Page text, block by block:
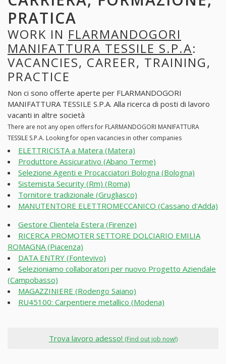
PRATICA
WORK IN FLARMANDOGORI
MANIFATTURA TESSILE S.P.A:
VACANCIES, CAREER, TRAINING,
PRACTICE
Non ci sono offerte aperte per FLARMANDOGORI
MANIFATTURA TESSILE S.P.A. Alla ricerca di posti di lavoro
vacanti in altre società
There are not any open offers for FLARMANDOGORI MANIFATTURA
TESSILE S.P.A. Looking for open vacancies in other companies
ELETTRICISTA a Matera (Matera)
Produttore Assicurativo (Abano Terme)
Selezione Agenti e Procacciatori Bologna (Bologna)
Sistemista Security (Rm) (Roma)
Tornitore tradizionale (Grugliasco)
MANUTENTORE ELETTROMECCANICO (Cassano d'Adda)
Gestore Clientela Estera (Firenze)
RICERCA PROMOTER SETTORE DOLCIARIO EMILIA
ROMAGNA (Piacenza)
DATA ENTRY (Fontevivo)
Selezioniamo collaboratori per nuovo Progetto Aziendale
(Campobasso)
MAGAZZINIERE (Rodengo Saiano)
RU45100: Carpentiere metallico (Modena)
Trova lavoro adesso! (Find out job now!)